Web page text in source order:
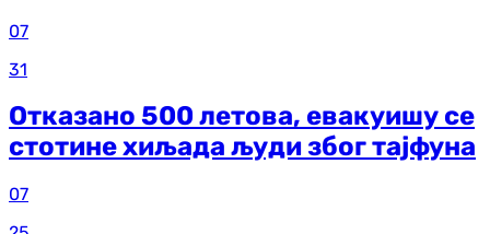
07
31
Отказано 500 летова, евакуишу се
стотине хиљада људи због тајфуна
07